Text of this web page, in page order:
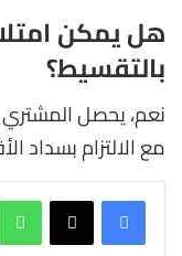
هل يمكن
بالتقسيط؟
نعم، يحصل المشتري
مع الالتزام بسداد